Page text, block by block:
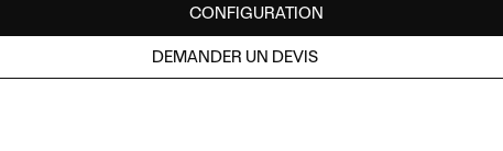
CONFIGURATION
DEMANDER UN DEVIS